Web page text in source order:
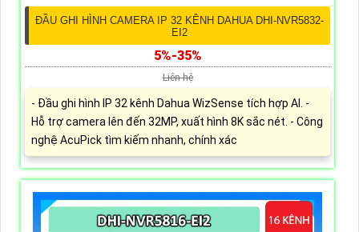
ĐẦU GHI HÌNH CAMERA IP 32 KÊNH DAHUA DHI-NVR5832-
EI2
5%-35%
Liên hệ
- Đầu ghi hình IP 32 kênh Dahua WizSense tích hợp AI. -
Hỗ trợ camera lên đến 32MP, xuất hình 8K sắc nét. - Công
nghệ AcuPick tìm kiếm nhanh, chính xác